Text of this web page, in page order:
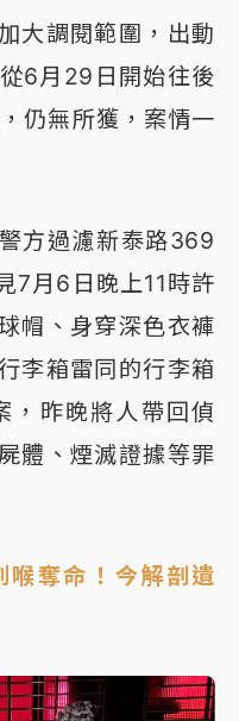
大調閱範圍，出動
6月29日開始往後
仍無所獲，案情一
方過濾新泰路369
7月6日晚上11時許
帽、身穿深色衣褲
李箱雷同的行李箱
，昨晚將人帶回偵
體、煙滅證據等罪
喉奪命！今解剖遺